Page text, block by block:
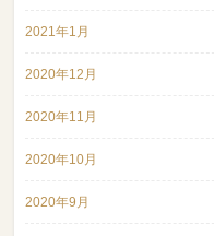
2021年1月
2020年12月
2020年11月
2020年10月
2020年9月